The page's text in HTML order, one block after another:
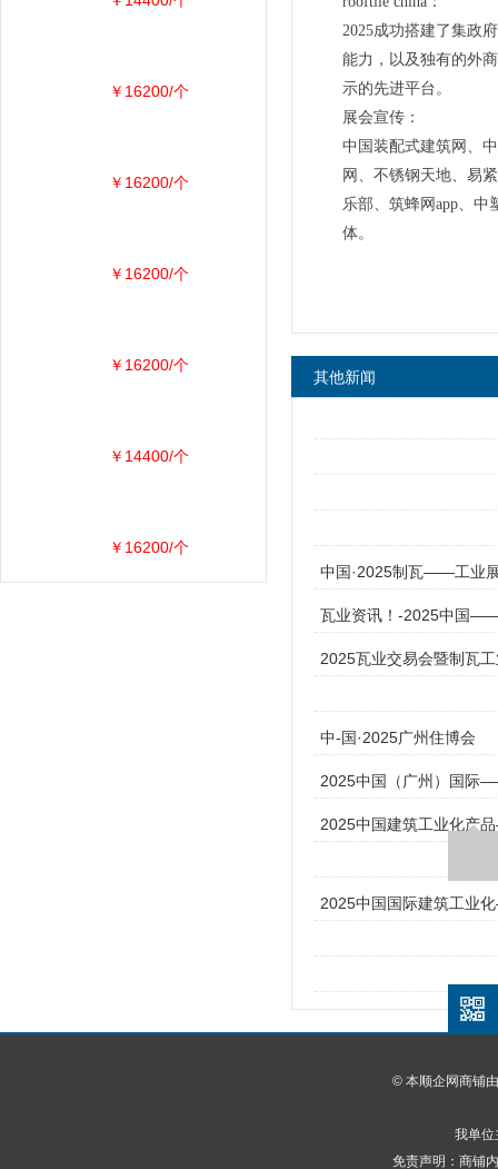
2025成功搭建了集政
能力，以及独有的外
示的先进平台。
展会宣传：
中国装配式建筑网、
网、不锈钢天地、易
乐部、筑蜂网app、中
体。
其他新闻
中国·2025制瓦——工业
瓦业资讯！-2025中国
2025瓦业交易会暨制瓦
中-国·2025广州住博会
2025中国（广州）国际
2025中国建筑工业化产
2025中国国际建筑工业
￥16200/个
￥16200/个
￥16200/个
￥16200/个
￥14400/个
￥16200/个
© 本顺企网商铺由
我单位
免责声明：商铺